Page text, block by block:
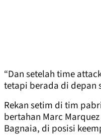
“Dan setelah time
tetapi berada di depan
Rekan setim di tim
bertahan Marc
Bagnaia, di posisi